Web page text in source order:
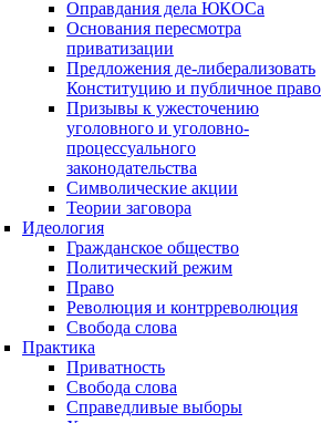
Оправдания дела ЮКОСа
Основания пересмотра
приватизации
Предложения де-либерализовать
Конституцию и публичное право
Призывы к ужесточению
уголовного и уголовно-
процессуального
законодательства
Символические акции
Теории заговора
Идеология
Гражданское общество
Политический режим
Право
Революция и контрреволюция
Свобода слова
Практика
Приватность
Свобода слова
Справедливые выборы